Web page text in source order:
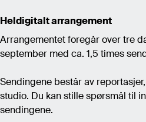
Heldigitalt arrangement
Arrangementet foregår over tre
september med ca. 1,5 times
Sendingene består av
studio. Du kan stille spørsmål til
sendingene.